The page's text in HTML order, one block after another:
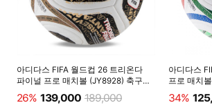
아디다스 FIFA 월드컵 26 트리온다
파이널 프로 매치볼 (JY8928) 축구공/
26% 139,000 189,000
아디다스
프로 매치
34%